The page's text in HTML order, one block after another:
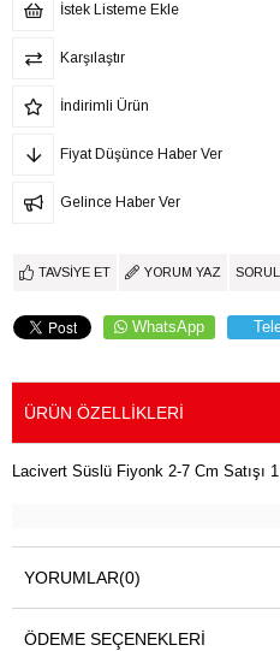
İstek Listeme Ekle
Karşılaştır
İndirimli Ürün
Fiyat Düşünce Haber Ver
Gelince Haber Ver
TAVSIYE ET YORUM YAZ
WhatsApp
ÜRÜN ÖZELLIKLERI
Lacivert Süslü Fiyonk 2-7 Cm Satışı
YORUMLAR(0)
ÖDEME SEÇENEKLERI